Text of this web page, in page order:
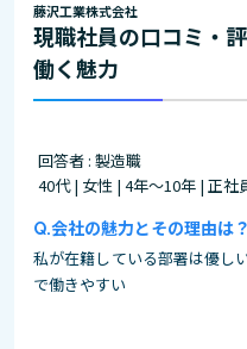
藤沢工業株式会社
現職社員の口コミ・
働く魅力
回答者 : 製造職
40代 | 女性 | 4年～10年 | 正社
会社の魅力とその理由は？
私が在籍している部署は優し
で働きやすい